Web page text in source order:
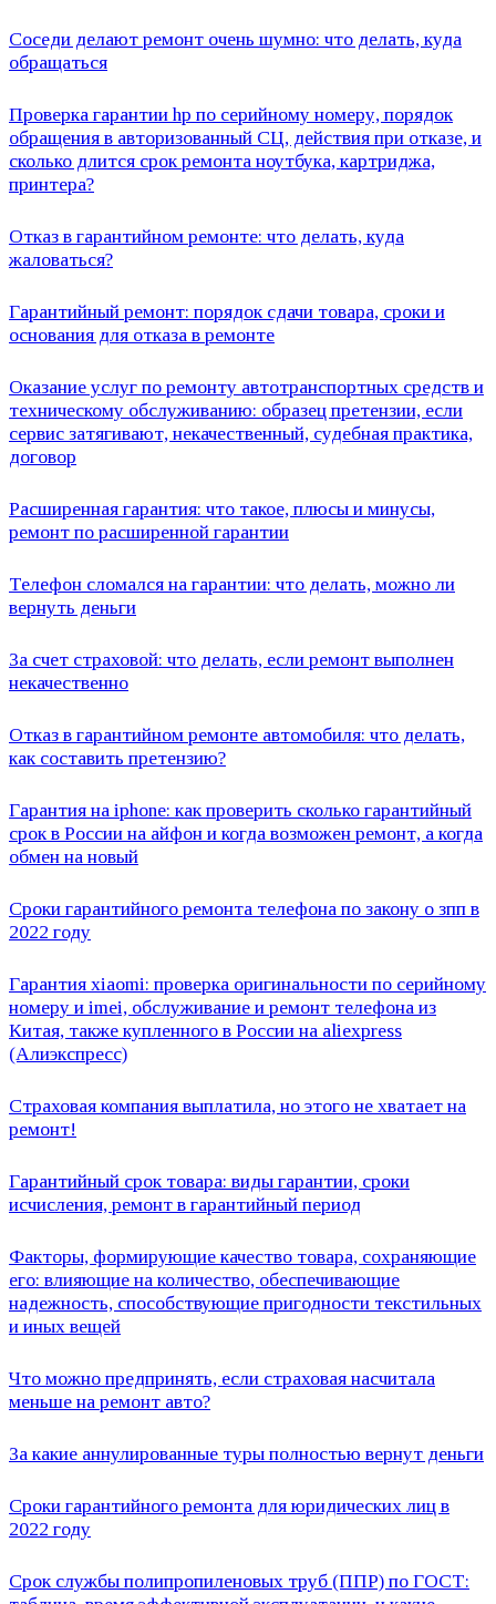
Соседи делают ремонт очень шумно: что делать, куда
обращаться
Проверка гарантии hp по серийному номеру, порядок
обращения в авторизованный СЦ, действия при отказе, и
сколько длится срок ремонта ноутбука, картриджа,
принтера?
Отказ в гарантийном ремонте: что делать, куда
жаловаться?
Гарантийный ремонт: порядок сдачи товара, сроки и
основания для отказа в ремонте
Оказание услуг по ремонту автотранспортных средств и
техническому обслуживанию: образец претензии, если
сервис затягивают, некачественный, судебная практика,
договор
Расширенная гарантия: что такое, плюсы и минусы,
ремонт по расширенной гарантии
Телефон сломался на гарантии: что делать, можно ли
вернуть деньги
За счет страховой: что делать, если ремонт выполнен
некачественно
Отказ в гарантийном ремонте автомобиля: что делать,
как составить претензию?
Гарантия на iphone: как проверить сколько гарантийный
срок в России на айфон и когда возможен ремонт, а когда
обмен на новый
Сроки гарантийного ремонта телефона по закону о зпп в
2022 году
Гарантия xiaomi: проверка оригинальности по серийному
номеру и imei, обслуживание и ремонт телефона из
Китая, также купленного в России на aliexpress
(Алиэкспресс)
Страховая компания выплатила, но этого не хватает на
ремонт!
Гарантийный срок товара: виды гарантии, сроки
исчисления, ремонт в гарантийный период
Факторы, формирующие качество товара, сохраняющие
его: влияющие на количество, обеспечивающие
надежность, способствующие пригодности текстильных
и иных вещей
Что можно предпринять, если страховая насчитала
меньше на ремонт авто?
За какие аннулированные туры полностью вернут деньги
Сроки гарантийного ремонта для юридических лиц в
2022 году
Срок службы полипропиленовых труб (ППР) по ГОСТ: